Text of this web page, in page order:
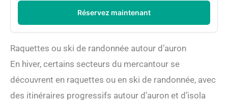
Réservez maintenant
Raquettes ou ski de randonnée autour d’auron
En hiver, certains secteurs du mercantour se
découvrent en raquettes ou en ski de randonnée, avec
des itinéraires progressifs autour d’auron et d’isola